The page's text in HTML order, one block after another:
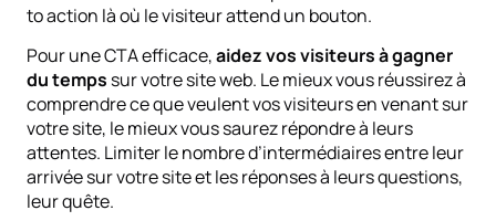
to action là où le visiteur attend un bouton.
Pour une CTA efficace,aidez vos visiteurs à gagner
du temps sur votre site web. Le mieux vous réussirez à
comprendre ce que veulent vos visiteurs en venant sur
votre site, le mieux vous saurez répondre à leurs
attentes. Limiter le nombre d’intermédiaires entre leur
arrivée sur votre site et les réponses à leurs questions,
leur quête.